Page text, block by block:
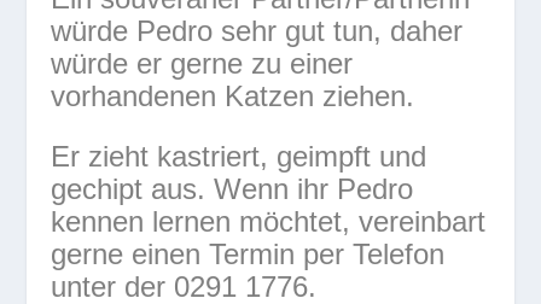
würde Pedro sehr gut tun, daher
würde er gerne zu einer
vorhandenen Katzen ziehen.
Er zieht kastriert, geimpft und
gechipt aus. Wenn ihr Pedro
kennen lernen möchtet, vereinbart
gerne einen Termin per Telefon
unter der 0291 1776.